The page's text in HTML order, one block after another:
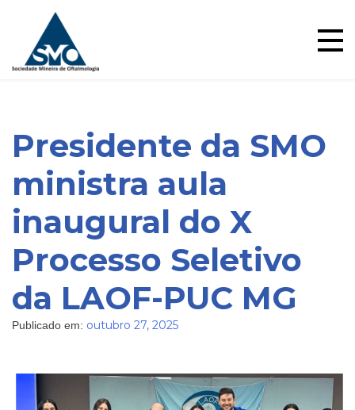
content
Blog
Presidente da SMO
ministra aula
inaugural do X
Processo Seletivo
da LAOF-PUC MG
Publicado em: outubro 27, 2025